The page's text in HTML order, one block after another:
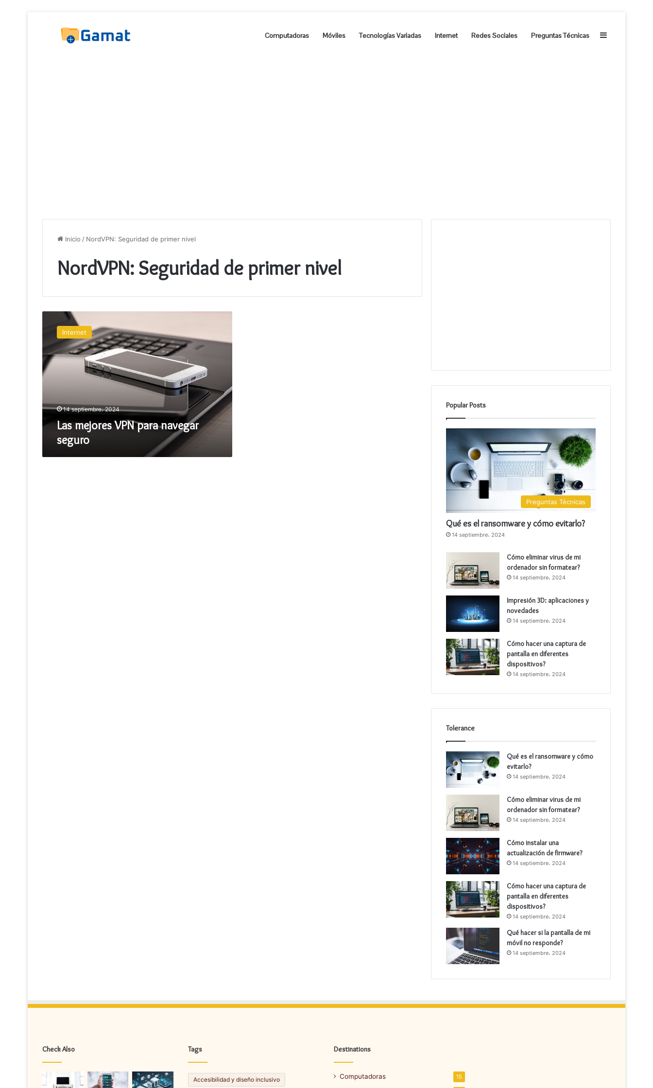
Computadoras Móviles Tecnologías Variadas Internet Redes Sociales Preguntas Técnicas Barra lateral
Inicio / NordVPN: Seguridad de primer nivel
NordVPN: Seguridad de primer nivel
mejores
para
navegar
seguro
Internet
14 septiembre، 2024
Las mejores VPN para navegar
seguro
Popular Posts
Preguntas Técnicas
Qué es el ransomware y cómo evitarlo?
14 septiembre، 2024
Cómo eliminar virus de mi
ordenador sin formatear?
14 septiembre، 2024
Impresión 3D: aplicaciones y
novedades
14 septiembre، 2024
Cómo hacer una captura de
pantalla en diferentes
dispositivos?
14 septiembre، 2024
Tolerance
Qué es el ransomware y cómo
evitarlo?
14 septiembre، 2024
Cómo eliminar virus de mi
ordenador sin formatear?
14 septiembre، 2024
Cómo instalar una
actualización de firmware?
14 septiembre، 2024
Cómo hacer una captura de
pantalla en diferentes
dispositivos?
14 septiembre، 2024
Qué hacer si la pantalla de mi
móvil no responde?
14 septiembre، 2024
Check Also Tags
Accesibilidad y diseño inclusivo
Destinations
Computadoras 15